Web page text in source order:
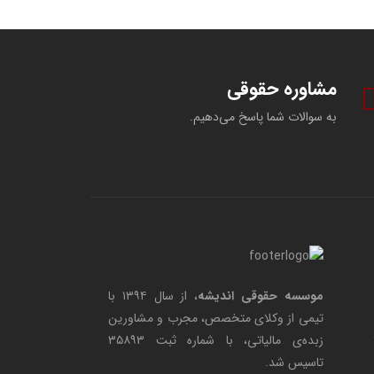
مشاوره حقوقی
به سوالات شما پاسخ می‌دهیم.
موسسه حقوقی اندیشه
، از سال ۱۳۹۴ با
تیمی از وکلای متخصص، مجرب و مشاورین
زبده‌ی مالیاتی، با شماره ثبت ۳۵۸۹۳
تاسیس شد.